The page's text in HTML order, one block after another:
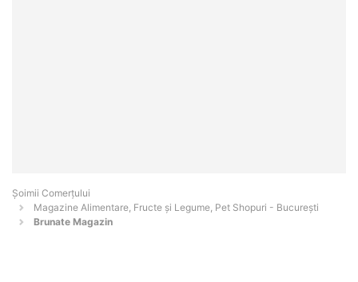
Șoimii Comerțului
Magazine Alimentare, Fructe și Legume, Pet Shopuri - Bucureşti
Brunate Magazin